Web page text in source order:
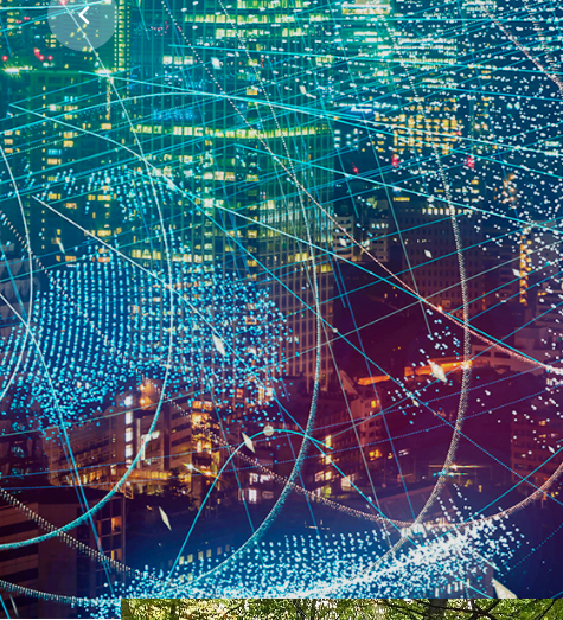
ჩვენი პლანეტის დასაცავად
პროექტების მხარდაჭერა
ᲕᲘᲜ ᲕᲐᲠᲗ ᲠᲐᲡ ᲕᲐᲙᲔᲗᲔᲑᲗ